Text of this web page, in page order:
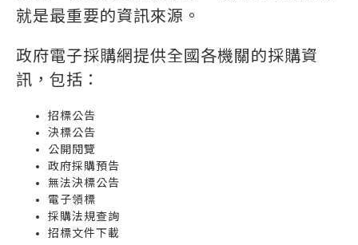
就是最重要的資訊來源。
政府電子採購網提供全國各機關的採購資
訊，包括：
招標公告
決標公告
公開閱覽
政府採購預告
無法決標公告
電子領標
採購法規查詢
招標文件下載